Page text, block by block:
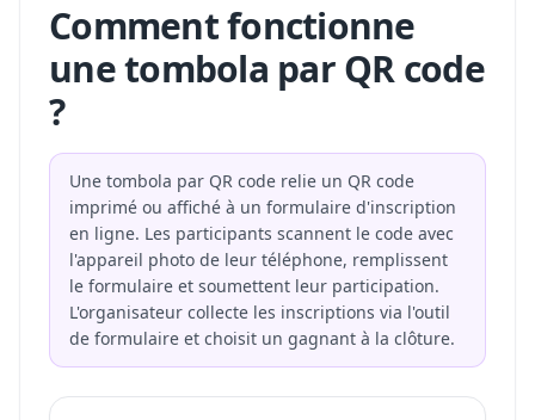
Comment fonctionne
une tombola par QR code
?
Une tombola par QR code relie un QR code
imprimé ou affiché à un formulaire d'inscription
en ligne. Les participants scannent le code avec
l'appareil photo de leur téléphone, remplissent
le formulaire et soumettent leur participation.
L'organisateur collecte les inscriptions via l'outil
de formulaire et choisit un gagnant à la clôture.